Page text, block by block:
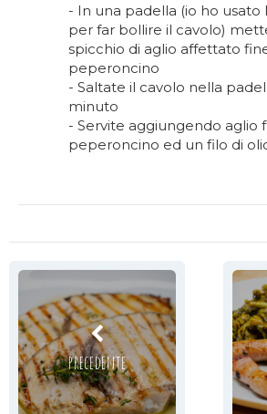
- In una padella (io ho usato
per far bollire il cavolo)
spicchio di aglio affettato
peperoncino
- Saltate il cavolo nella
minuto
- Servite aggiungendo aglio
peperoncino ed un filo di
precedente